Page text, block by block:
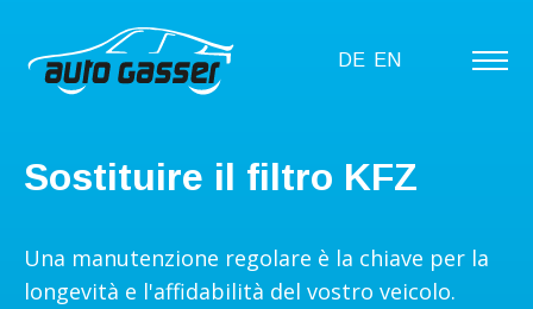
DE EN
Sostituire il filtro KFZ
Una manutenzione regolare è la chiave per la
longevità e l'affidabilità del vostro veicolo.